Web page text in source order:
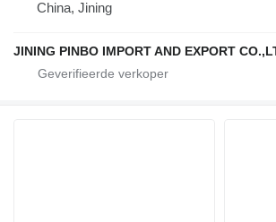
China, Jining
JINING PINBO IMPORT AND EXPORT